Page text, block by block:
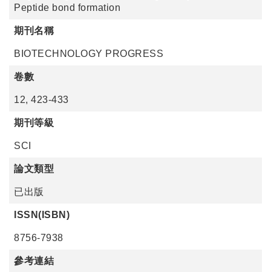
Peptide bond formation
期刊名稱
BIOTECHNOLOGY PROGRESS
卷數
12, 423-433
期刊等級
SCI
論文類型
已出版
ISSN(ISBN)
8756-7938
參考連結